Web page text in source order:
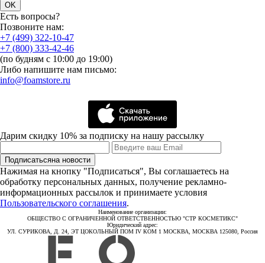
OK
Есть вопросы?
Позвоните нам:
+7 (499) 322-10-47
+7 (800) 333-42-46
(по будням с 10:00 до 19:00)
Либо напишите нам письмо:
info@foamstore.ru
Дарим скидку 10% за подписку на нашу рассылку
Подписатьсяна новости
Нажимая на кнопку "Подписаться", Вы соглашаетесь на
обработку персональных данных, получение рекламно-
информационных рассылок и принимаете условия
Пользовательского соглашения.
Наименование организации:
ОБЩЕСТВО С ОГРАНИЧЕННОЙ ОТВЕТСТВЕННОСТЬЮ "СТР КОСМЕТИКС"
Юридический адрес:
УЛ. СУРИКОВА, Д. 24, ЭТ ЦОКОЛЬНЫЙ ПОМ IV КОМ 1 МОСКВА, МОСКВА 125080, Россия